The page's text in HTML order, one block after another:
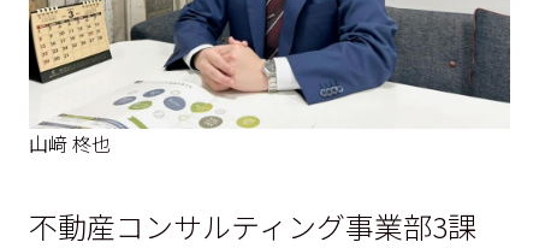
山﨑 柊也
不動産コンサルティング事業部3課